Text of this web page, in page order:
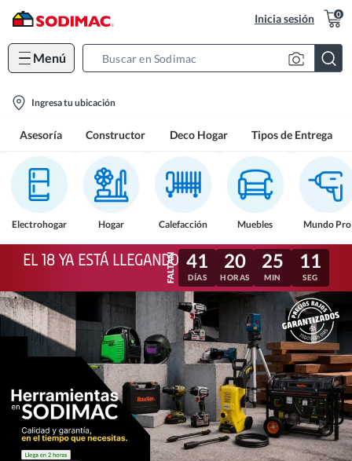
Inicia sesión 0
Menú
location-
Ingresa tu ubicación
Asesoría Constructor Deco Hogar Tipos de Entrega
Electrohogar Hogar Calefacción Muebles Mundo Pro
EL 18 YA ESTÁ LLEGANDO 41
DÍAS
20
HORAS
25
MIN
08
SEG